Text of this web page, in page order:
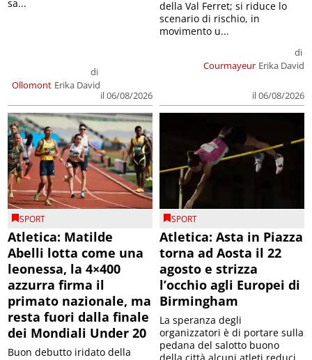
Ollomont
di
Erika David
il 06/08/2026
sa...
Courmayeur
di
Erika David
il 06/08/2026
della Val Ferret; si riduce lo
scenario di rischio, in
movimento u...
SPORT
Atletica: Matilde
Abelli lotta come una
leonessa, la 4×400
azzurra firma il
primato nazionale, ma
resta fuori dalla finale
dei Mondiali Under 20
Buon debutto iridato della
SPORT
Atletica: Asta in Piazza
torna ad Aosta il 22
agosto e strizza
l’occhio agli Europei di
Birmingham
La speranza degli
organizzatori è di portare sulla
pedana del salotto buono